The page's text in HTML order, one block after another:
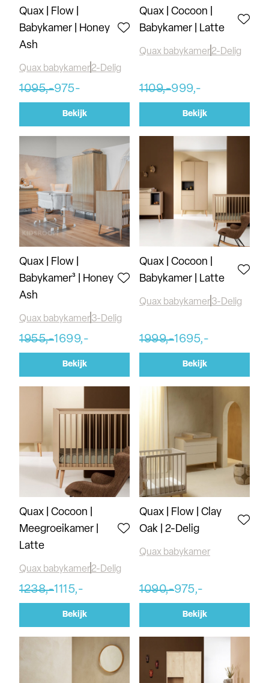
Quax | Flow |
Babykamer | Honey
Ash
Quax babykamer2-Delig
1095,-975-
Bekijk
Quax | Cocoon |
Babykamer | Latte
Quax babykamer2-Delig
1109,-999,-
Bekijk
Quax | Flow |
Babykamer³ | Honey
Ash
Quax babykamer3-Delig
1955,-1699,-
Bekijk
Quax | Cocoon |
Babykamer | Latte
Quax babykamer3-Delig
1999,-1695,-
Bekijk
Quax | Cocoon |
Meegroeikamer |
Latte
Quax babykamer2-Delig
1238,-1115,-
Bekijk
Quax | Flow | Clay
Oak | 2-Delig
Quax babykamer
1090,-975,-
Bekijk